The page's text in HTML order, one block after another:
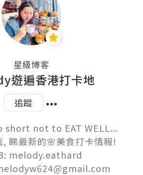
星級博客
遊遍香港打卡地
追蹤
not to EAT WELL...
睇最新的🌸美食打卡情報!
melody.eathard